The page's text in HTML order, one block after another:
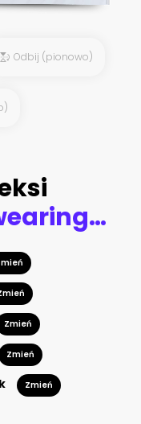
Odbij (pionowo)
cute princess wearing long pink dress with trailer and is walking in the garden and touching flowers in soft sun lights. wonderful elegant girl elf with blond fair wavy hair and gold crown. art photo
Zmień
Zmień
Zmień